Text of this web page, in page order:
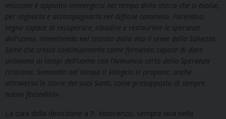
missione è appunto immergersi nel tempo della storia che si evolve,
per segnarla e accompagnarla nel difficile cammino. Facendosi
segno capace di recuperare, ribadire e restaurare le speranze
dell’uomo, immettendo nel tessuto della vita il seme della Salvezza.
Seme che cresce continuamente come fermento capace di dare
un’anima ai tempi dell’uomo con l’Annuncio certo della Speranza
cristiana. Seminato nel tempo il Vangelo si propone, anche
attraverso le storie dei suoi Santi, come presupposto di sempre
nuova fecondità».
La cura della devozione a P. Innocenzo, sempre viva nella